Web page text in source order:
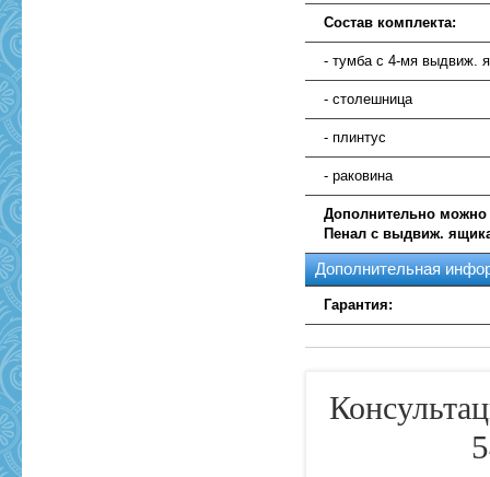
Состав комплекта:
- тумба с 4-мя выдвиж.
- столешница
- плинтус
- раковина
Дополнительно можно
Пенал с выдвиж.
Дополнительная
Гарантия: